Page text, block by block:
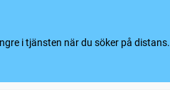
i tjänsten när du söker på distans.